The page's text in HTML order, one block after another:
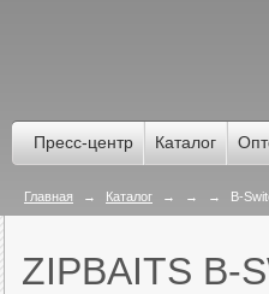
Пресс-центр Каталог
Главная → Каталог → → → B-
ZIPBAITS B-